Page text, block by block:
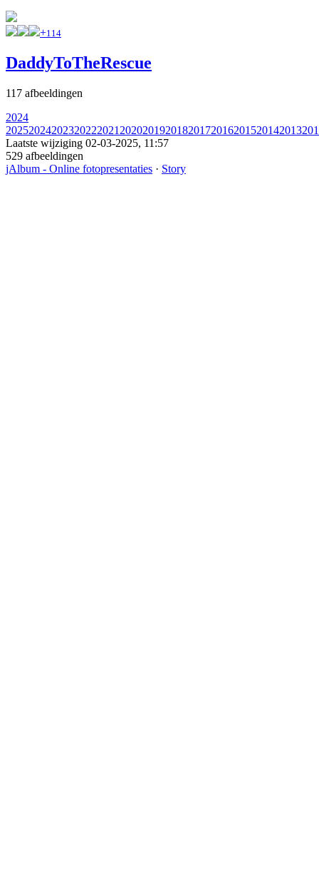
+114
DaddyToTheRescue
117 afbeeldingen
2024
20252024202320222021 20202019201820172016201520142013
Laatste wijziging 02-03-2025, 11:57
529 afbeeldingen
jAlbum - Online fotopresentaties · Story